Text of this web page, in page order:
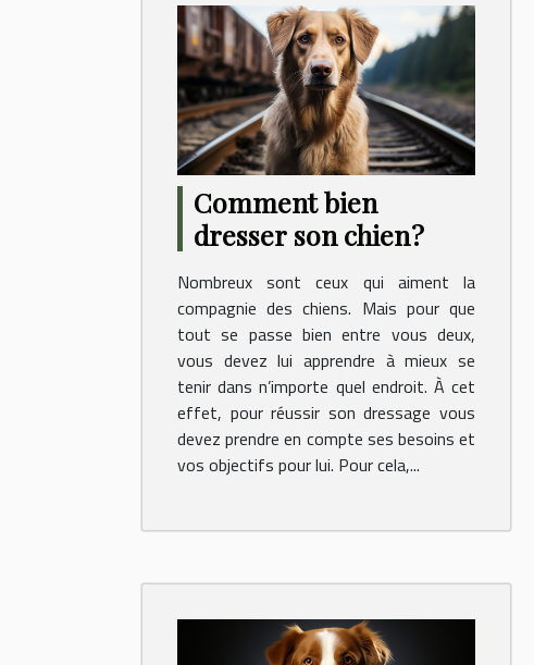
Comment bien
dresser son chien ?
Nombreux sont ceux qui aiment la
compagnie des chiens. Mais pour que
tout se passe bien entre vous deux,
vous devez lui apprendre à mieux se
tenir dans n’importe quel endroit. À cet
effet, pour réussir son dressage vous
devez prendre en compte ses besoins et
vos objectifs pour lui. Pour cela,...